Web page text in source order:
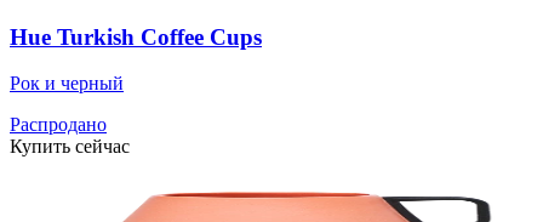
Hue Turkish Coffee Cups
Рок и черный
Распродано
Купить сейчас